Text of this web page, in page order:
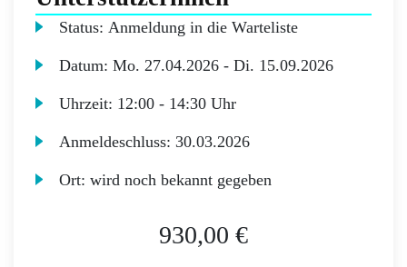
Status:Anmeldung in die Warteliste
Datum:Mo. 27.04.2026 -Di. 15.09.2026
Uhrzeit: 12:00 - 14:30 Uhr
Anmeldeschluss:30.03.2026
Ort:wird noch bekannt gegeben
930,00 €